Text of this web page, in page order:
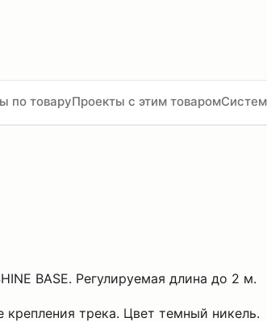
по товаруПроекты с этим товаром
BASE. Регулируемая длина до 2 м.
трека. Цвет темный никель.